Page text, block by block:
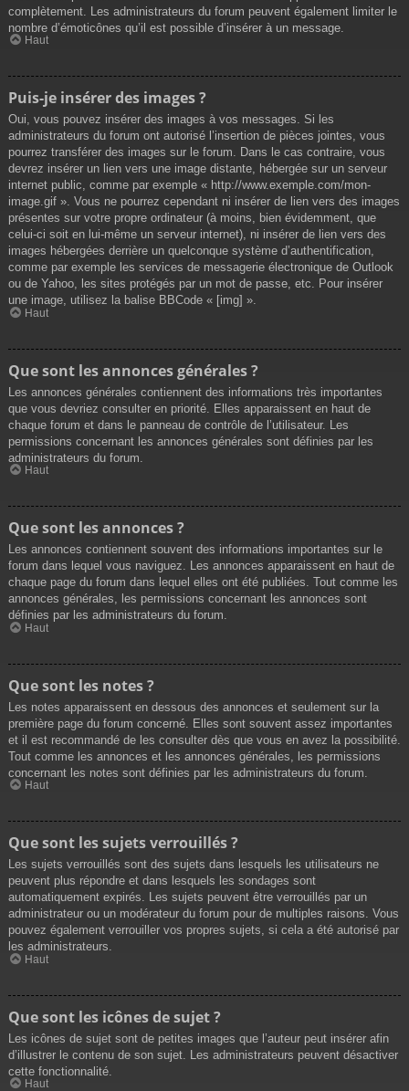
complètement. Les administrateurs du forum peuvent également limiter le
nombre d’émoticônes qu’il est possible d’insérer à un message.
Haut
Puis-je insérer des images ?
Oui, vous pouvez insérer des images à vos messages. Si les
administrateurs du forum ont autorisé l’insertion de pièces jointes, vous
pourrez transférer des images sur le forum. Dans le cas contraire, vous
devrez insérer un lien vers une image distante, hébergée sur un serveur
internet public, comme par exemple « http://www.exemple.com/mon-
image.gif ». Vous ne pourrez cependant ni insérer de lien vers des images
présentes sur votre propre ordinateur (à moins, bien évidemment, que
celui-ci soit en lui-même un serveur internet), ni insérer de lien vers des
images hébergées derrière un quelconque système d’authentification,
comme par exemple les services de messagerie électronique de Outlook
ou de Yahoo, les sites protégés par un mot de passe, etc. Pour insérer
une image, utilisez la balise BBCode « [img] ».
Haut
Que sont les annonces générales ?
Les annonces générales contiennent des informations très importantes
que vous devriez consulter en priorité. Elles apparaissent en haut de
chaque forum et dans le panneau de contrôle de l’utilisateur. Les
permissions concernant les annonces générales sont définies par les
administrateurs du forum.
Haut
Que sont les annonces ?
Les annonces contiennent souvent des informations importantes sur le
forum dans lequel vous naviguez. Les annonces apparaissent en haut de
chaque page du forum dans lequel elles ont été publiées. Tout comme les
annonces générales, les permissions concernant les annonces sont
définies par les administrateurs du forum.
Haut
Que sont les notes ?
Les notes apparaissent en dessous des annonces et seulement sur la
première page du forum concerné. Elles sont souvent assez importantes
et il est recommandé de les consulter dès que vous en avez la possibilité.
Tout comme les annonces et les annonces générales, les permissions
concernant les notes sont définies par les administrateurs du forum.
Haut
Que sont les sujets verrouillés ?
Les sujets verrouillés sont des sujets dans lesquels les utilisateurs ne
peuvent plus répondre et dans lesquels les sondages sont
automatiquement expirés. Les sujets peuvent être verrouillés par un
administrateur ou un modérateur du forum pour de multiples raisons. Vous
pouvez également verrouiller vos propres sujets, si cela a été autorisé par
les administrateurs.
Haut
Que sont les icônes de sujet ?
Les icônes de sujet sont de petites images que l’auteur peut insérer afin
d’illustrer le contenu de son sujet. Les administrateurs peuvent désactiver
cette fonctionnalité.
Haut